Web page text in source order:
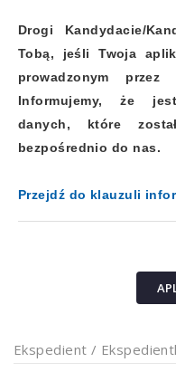
Drogi Kandydacie/
Tobą, jeśli Twoja
prowadzonym przez
Informujemy, że
danych, które
bezpośrednio do nas.
Przejdź do klauzuli
Ekspedient /